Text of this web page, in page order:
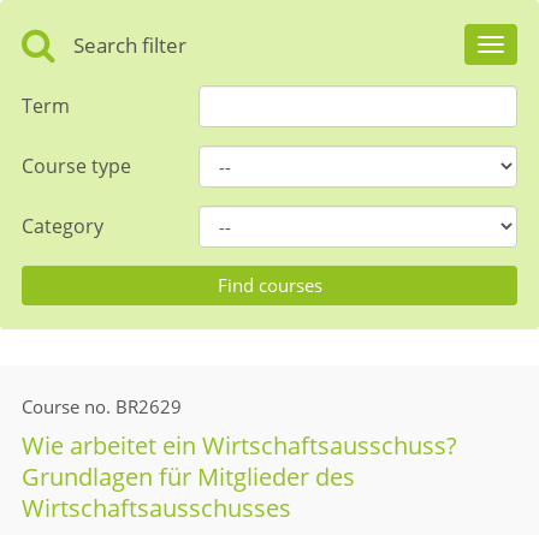
Search filter
Term
Course type
Category
Course no. BR2629
Wie arbeitet ein Wirtschaftsausschuss?
Grundlagen für Mitglieder des
Wirtschaftsausschusses